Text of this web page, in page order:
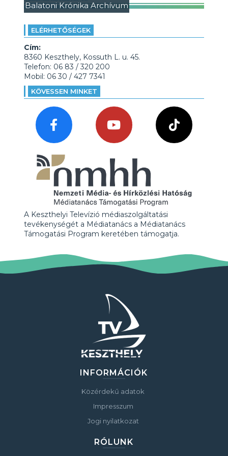
Balatoni Krónika Archívum
ELÉRHETŐSÉGEK
Cím:
8360 Keszthely, Kossuth L. u. 45.
Telefon: 06 83 / 320 200
Mobil: 06 30 / 427 7341
KÖVESSEN MINKET
A Keszthelyi Televízió médiaszolgáltatási
tevékenységét a Médiatanács a Médiatanács
Támogatási Program keretében támogatja.
INFORMÁCIÓK
Közérdekű adatok
Impresszum
Jogi nyilatkozat
RÓLUNK